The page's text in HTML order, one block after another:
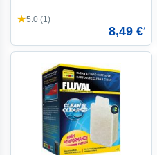
★5.0 (1)
8,49 €*